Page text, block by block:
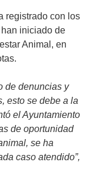
registrado con los
iniciado de
Animal, en
de denuncias y
esto se debe a la
el Ayuntamiento
de oportunidad
se ha
caso atendido”,